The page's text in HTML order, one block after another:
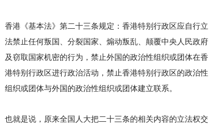
香港《基本法》第二十三条规定：香港特别行政区应自行立
法禁止任何叛国、分裂国家、煽动叛乱、颠覆中央人民政府
及窃取国家机密的行为，禁止外国的政治性组织或团体在香
港特别行政区进行政治活动，禁止香港特别行政区的政治性
组织或团体与外国的政治性组织或团体建立联系。
也就是说，原来全国人大把二十三条的相关内容的立法权交